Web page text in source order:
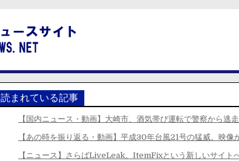
読まれている記事
【国内ニュース・動画】大崎市、酒気帯び運転で警察から逃
【あの時を振り返る・動画】平成30年台風21号の猛威。映像
【ニュース】さらばLiveLeak。ItemFixという新しいサイト